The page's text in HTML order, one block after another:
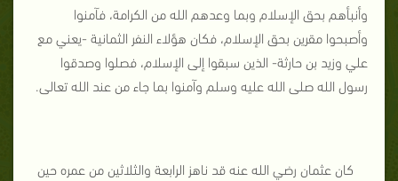
وأنبأهم بحق الإسلام وبما وعدهم الله من الكرامة، فآمنوا
وأصبحوا مقرين بحق الإسلام، فكان هؤلاء النفر الثمانية -يعني مع
علي وزيد بن حارثة- الذين سبقوا إلى الإسلام، فصلوا وصدقوا
رسول الله صلى الله عليه وسلم وآمنوا بما جاء من عند الله تعالى.
كان عثمان رضي الله عنه قد ناهز الرابعة والثلاثين من عمره حين